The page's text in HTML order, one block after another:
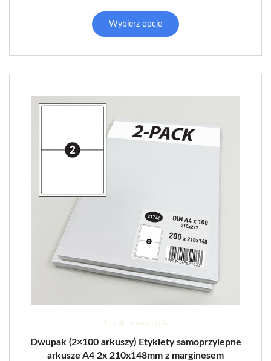
Wybierz opcje
1 opak. w magazynie
Dwupak (2×100 arkuszy) Etykiety samoprzylepne
arkusze A4 2x 210x148mm z marginesem